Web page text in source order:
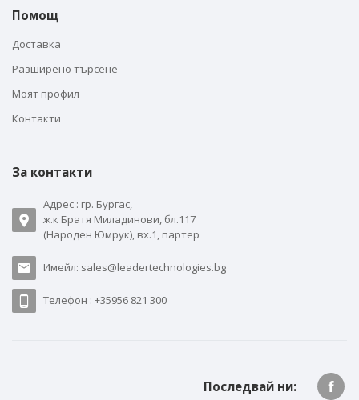
Помощ
Доставка
Разширено търсене
Моят профил
Контакти
За контакти
Адрес : гр. Бургас,
ж.к Братя Миладинови, бл.117
(Народен Юмрук), вх.1, партер
Имейл: sales@leadertechnologies.bg
Телефон : +35956 821 300
Последвай ни: